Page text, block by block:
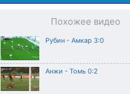
Похожее видео
Рубин - Амкар 3:0
Анжи - Томь 0:2